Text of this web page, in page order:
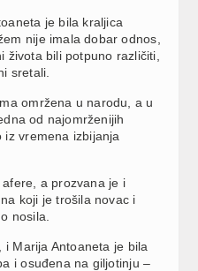
je bila kraljica
nije imala dobar odnos,
života bili potpuno različiti,
sretali.
omržena u narodu, a u
od najomrženijih
iz vremena izbijanja
a prozvana je i
koji je trošila novac i
nosila.
i Marija Antoaneta je bila
i osuđena na giljotinju –